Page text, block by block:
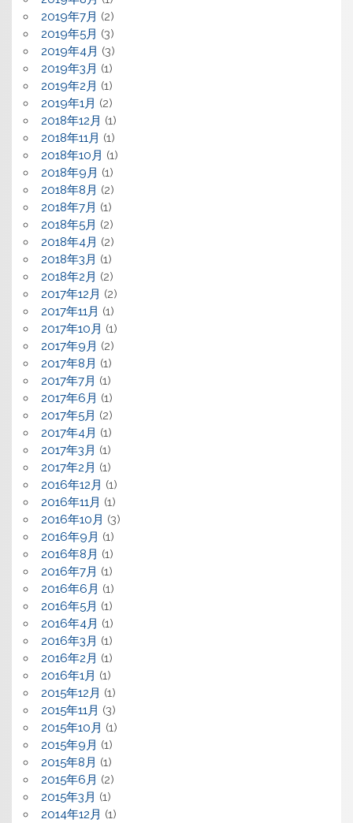
2019年7月 (2)
2019年5月 (3)
2019年4月 (3)
2019年3月 (1)
2019年2月 (1)
2019年1月 (2)
2018年12月 (1)
2018年11月 (1)
2018年10月 (1)
2018年9月 (1)
2018年8月 (2)
2018年7月 (1)
2018年5月 (2)
2018年4月 (2)
2018年3月 (1)
2018年2月 (2)
2017年12月 (2)
2017年11月 (1)
2017年10月 (1)
2017年9月 (2)
2017年8月 (1)
2017年7月 (1)
2017年6月 (1)
2017年5月 (2)
2017年4月 (1)
2017年3月 (1)
2017年2月 (1)
2016年12月 (1)
2016年11月 (1)
2016年10月 (3)
2016年9月 (1)
2016年8月 (1)
2016年7月 (1)
2016年6月 (1)
2016年5月 (1)
2016年4月 (1)
2016年3月 (1)
2016年2月 (1)
2016年1月 (1)
2015年12月 (1)
2015年11月 (3)
2015年10月 (1)
2015年9月 (1)
2015年8月 (1)
2015年6月 (2)
2015年3月 (1)
2014年12月 (1)